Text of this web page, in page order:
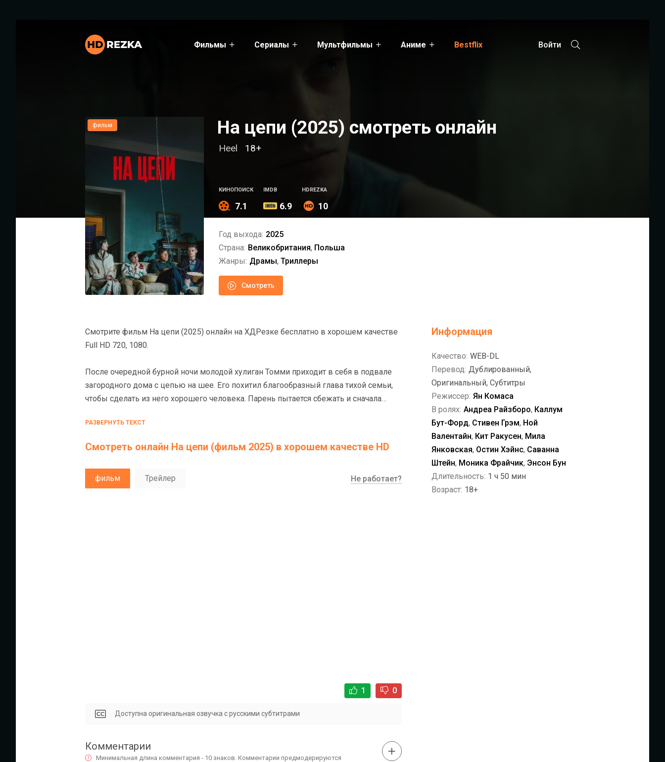
Фильмы Сериалы Мультфильмы Аниме Bestflix Войти
На цепи (2025) смотреть онлайн
фильм
Heel 18+
КИНОПОИСК
7.1
IMDB
6.9
HDREZKA
10
Год выхода: 2025
Страна: Великобритания, Польша
Жанры: Драмы, Триллеры
Смотреть
Смотрите фильм На цепи (2025) онлайн на ХДРезке бесплатно в хорошем качестве
Full HD 720, 1080.
После очередной бурной ночи молодой хулиган Томми приходит в себя в подвале
загородного дома с цепью на шее. Его похитил благообразный глава тихой семьи,
чтобы сделать из него хорошего человека. Парень пытается сбежать и сначала
воспитательную работу, и Томми начинает то ли делать вид, то ли и впрямь
РАЗВЕРНУТЬ ТЕКСТ
Смотреть онлайн На цепи (фильм 2025) в хорошем качестве HD
фильм Трейлер Не работает?
1 0
Доступна оригинальная озвучка с русскими субтитрами
Комментарии
Минимальная длина комментария - 10 знаков. Комментарии предмодерируются
Информация
Качество: WEB-DL
Перевод: Дублированный,
Оригинальный, Субтитры
Режиссер: Ян Комаса
В ролях: Андреа Райзборо, Каллум
Бут-Форд, Стивен Грэм, Ной
Валентайн, Кит Ракусен, Мила
Янковская, Остин Хэйнс, Саванна
Штейн, Моника Фрайчик, Энсон Бун
Длительность: 1 ч 50 мин
Возраст: 18+